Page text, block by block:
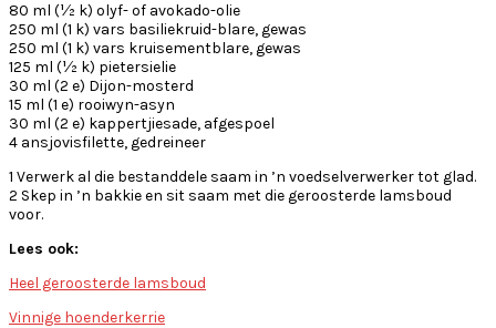
80 ml (½ k) olyf- of avokado-olie
250 ml (1 k) vars basiliekruid-blare, gewas
250 ml (1 k) vars kruisementblare, gewas
125 ml (½ k) pietersielie
30 ml (2 e) Dijon-mosterd
15 ml (1 e) rooiwyn-asyn
30 ml (2 e) kappertjiesade, afgespoel
4 ansjovisfilette, gedreineer
1 Verwerk al die bestanddele saam in ’n voedselverwerker tot glad.
2 Skep in ’n bakkie en sit saam met die geroosterde lamsboud
voor.
Lees ook:
Heel geroosterde lamsboud
Vinnige hoenderkerrie